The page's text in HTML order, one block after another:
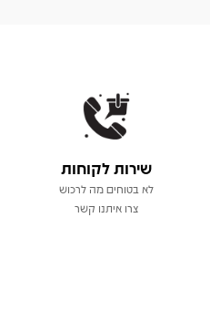
שירות לקוחות
לא בטוחים מה לרכוש
צרו איתנו קשר